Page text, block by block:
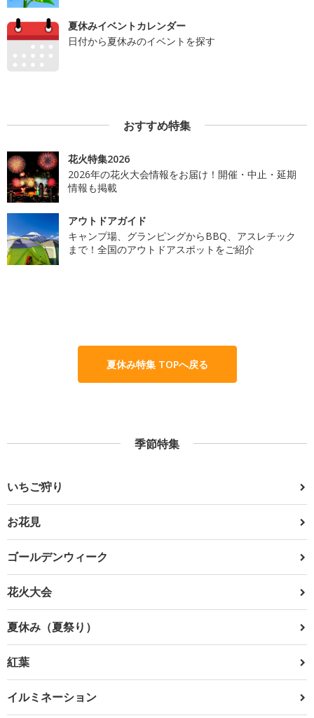
夏休みイベントカレンダー
日付から夏休みのイベントを探す
おすすめ特集
花火特集2026
2026年の花火大会情報をお届け！開催・中止・延期
情報も掲載
アウトドアガイド
キャンプ場、グランピングからBBQ、アスレチック
まで！全国のアウトドアスポットをご紹介
夏休み特集 TOPへ戻る
季節特集
いちご狩り
お花見
ゴールデンウィーク
花火大会
夏休み（夏祭り）
紅葉
イルミネーション